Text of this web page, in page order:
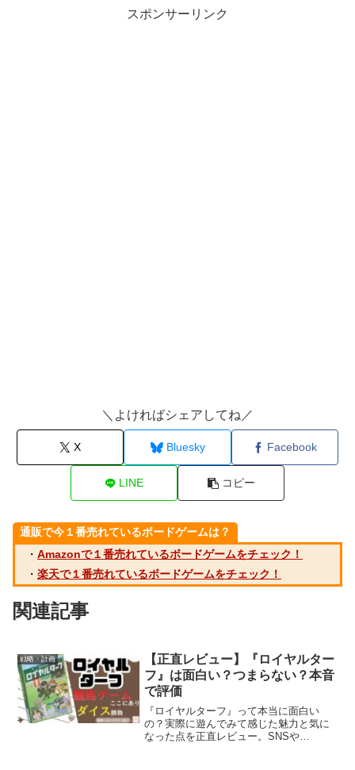
スポンサーリンク
＼よければシェアしてね／
X Bluesky Facebook
LINE コピー
通販で今１番売れているボードゲームは？
・ Amazonで１番売れているボードゲームをチェック！
・ 楽天で１番売れているボードゲームをチェック！
関連記事
戦略・計画
【正直レビュー】『ロイヤルター
フ』は面白い？つまらない？本音
で評価
『ロイヤルターフ』って本当に面白い
の？実際に遊んでみて感じた魅力と気に
なった点を正直レビュー。SNSや